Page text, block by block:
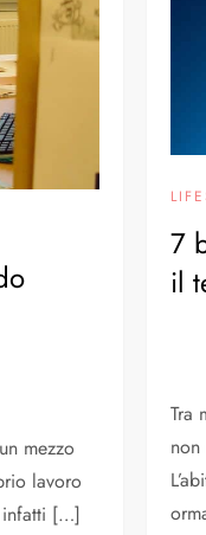
mezzo
lavoro
infatti […]
7
il
Tra